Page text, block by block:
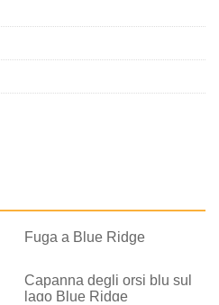
Fuga a Blue Ridge
Capanna degli orsi blu sul
lago Blue Ridge